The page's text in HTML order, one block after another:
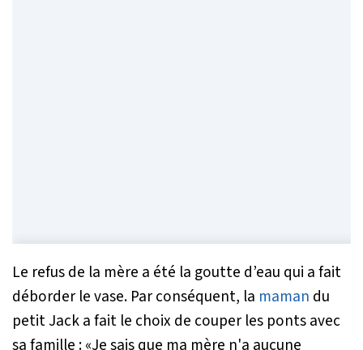
Le refus de la mère a été la goutte d’eau qui a fait
déborder le vase. Par conséquent, la maman du
petit Jack a fait le choix de couper les ponts avec
sa famille :«Je sais que ma mère n'a aucune